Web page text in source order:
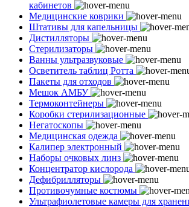
кабинетов
Медицинские коврики
Штативы для капельницы
Дистилляторы
Стерилизаторы
Ванны ультразвуковые
Осветитель таблиц Ротта
Пакеты для отходов
Мешок АМБУ
Термоконтейнеры
Коробки стерилизационные
Негатоскопы
Медицинская одежда
Калипер электронный
Наборы очковых линз
Концентратор кислорода
Дефибрилляторы
Противочумные костюмы
Ультрафиолетовые камеры для